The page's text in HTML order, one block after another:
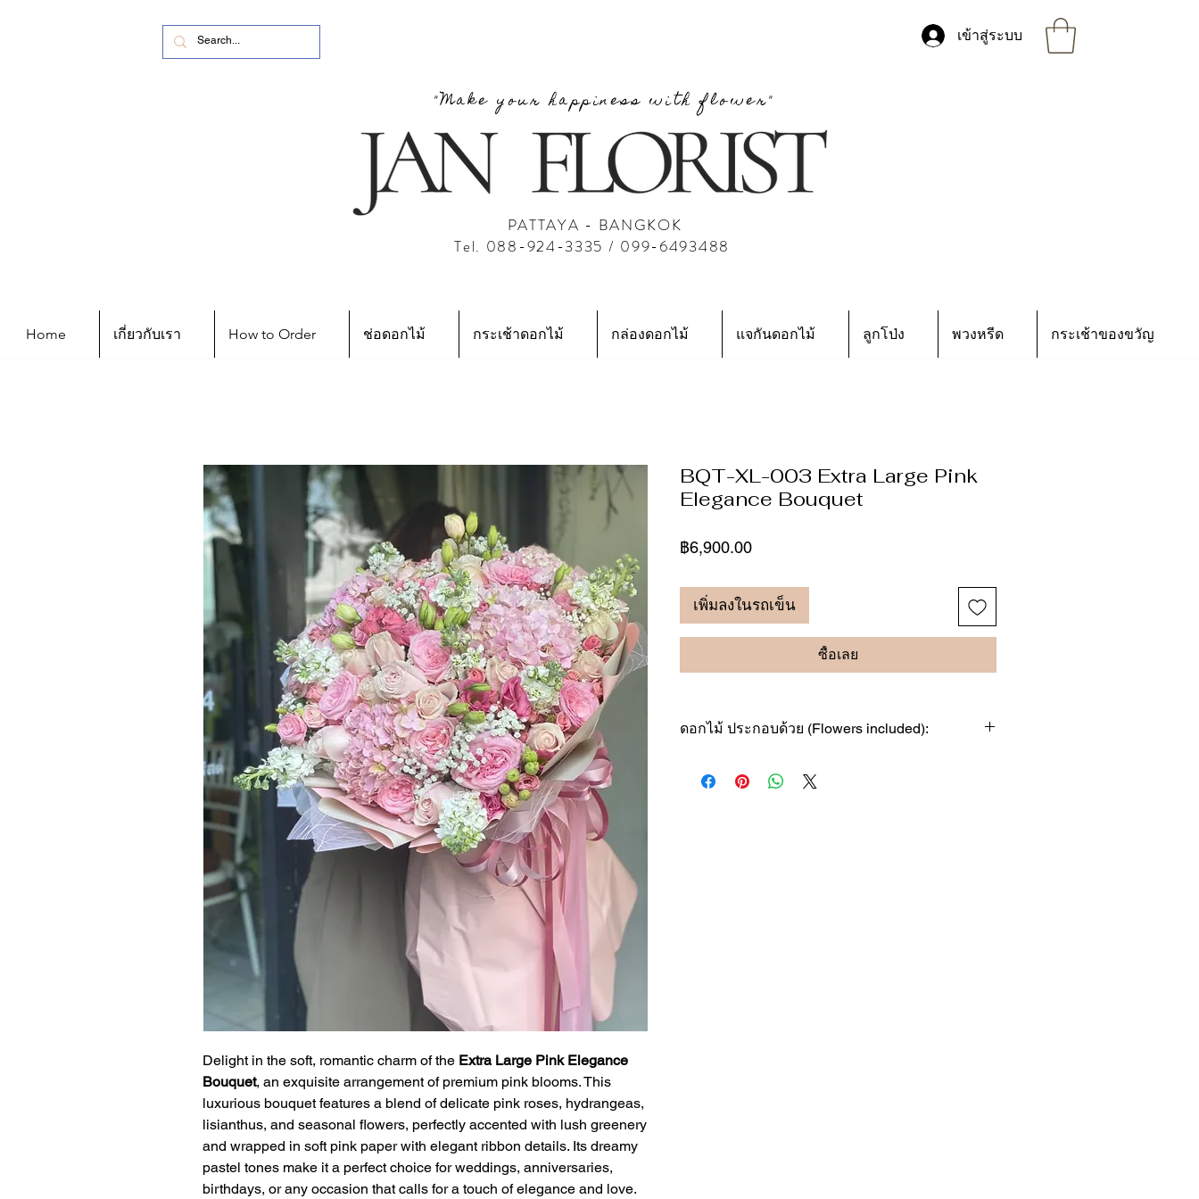
เข้าสู่ระบบ
"Make your happiness with flower"
PATTAYA - BANGKOK
Tel. 088-924-3335 / 099-6493488
Home เกี่ยวกับเรา How to Order ช่อดอกไม้ กระเช้าดอกไม้ กล่องดอกไม้ แจกันดอกไม้ ลูกโป่ง พวงหรีด กระเช้าของขวัญ
Delight in the soft, romantic charm of the Extra Large Pink Elegance
Bouquet, an exquisite arrangement of premium pink blooms. This
luxurious bouquet features a blend of delicate pink roses, hydrangeas,
lisianthus, and seasonal flowers, perfectly accented with lush greenery
and wrapped in soft pink paper with elegant ribbon details. Its dreamy
pastel tones make it a perfect choice for weddings, anniversaries,
birthdays, or any occasion that calls for a touch of elegance and love.
BQT-XL-003 Extra Large Pink
Elegance Bouquet
฿6,900.00ราคา
เพิ่มลงในรถเข็น
ซื้อเลย
ดอกไม้ ประกอบด้วย (Flowers included):
ดอกไฮเดรนเยียสีชมพู (Pink Hydrangeas)